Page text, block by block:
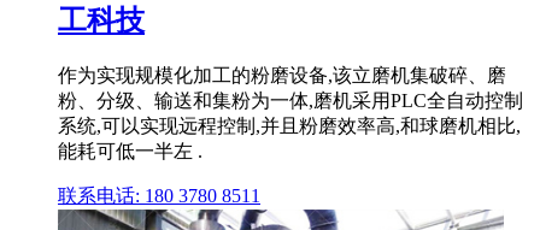
工科技
作为实现规模化加工的粉磨设备,该立磨机集破碎、磨
粉、分级、输送和集粉为一体,磨机采用PLC全自动控制
系统,可以实现远程控制,并且粉磨效率高,和球磨机相比,
能耗可低一半左 .
联系电话: 180 3780 8511